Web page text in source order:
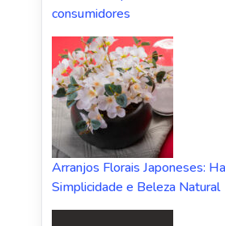
consumidores
Arranjos Florais Japoneses:
Simplicidade e Beleza Natural